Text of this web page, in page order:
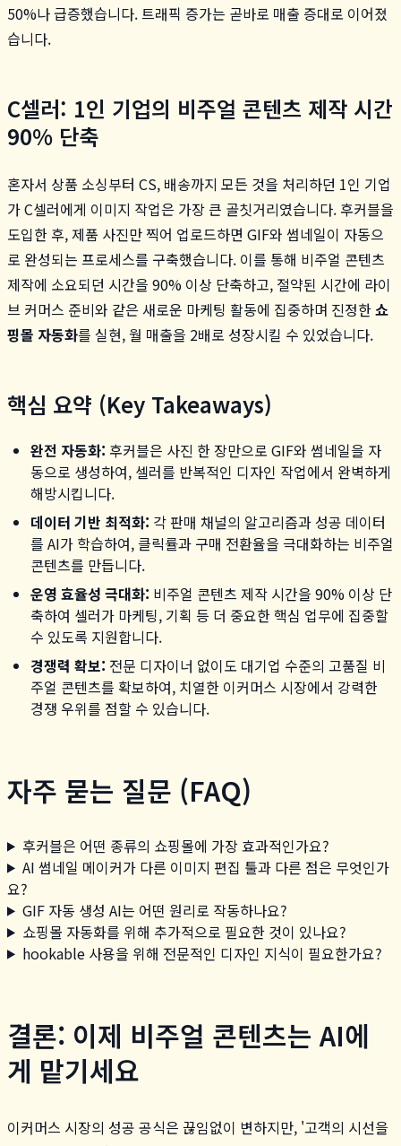
50%나 급증했습니다. 트래픽 증가는 곧바로 매출 증대로 이어졌
습니다.
C셀러: 1인 기업의 비주얼 콘텐츠 제작 시간
90% 단축
혼자서 상품 소싱부터 CS, 배송까지 모든 것을 처리하던 1인 기업
가 C셀러에게 이미지 작업은 가장 큰 골칫거리였습니다. 후커블을
도입한 후, 제품 사진만 찍어 업로드하면 GIF와 썸네일이 자동으
로 완성되는 프로세스를 구축했습니다. 이를 통해 비주얼 콘텐츠
제작에 소요되던 시간을 90% 이상 단축하고, 절약된 시간에 라이
브 커머스 준비와 같은 새로운 마케팅 활동에 집중하며 진정한쇼
핑몰 자동화를 실현, 월 매출을 2배로 성장시킬 수 있었습니다.
핵심 요약 (Key Takeaways)
완전 자동화: 후커블은 사진 한 장만으로 GIF와 썸네일을 자
동으로 생성하여, 셀러를 반복적인 디자인 작업에서 완벽하게
해방시킵니다.
데이터 기반 최적화: 각 판매 채널의 알고리즘과 성공 데이터
를 AI가 학습하여, 클릭률과 구매 전환율을 극대화하는 비주얼
콘텐츠를 만듭니다.
운영 효율성 극대화: 비주얼 콘텐츠 제작 시간을 90% 이상 단
축하여 셀러가 마케팅, 기획 등 더 중요한 핵심 업무에 집중할
수 있도록 지원합니다.
경쟁력 확보: 전문 디자이너 없이도 대기업 수준의 고품질 비
주얼 콘텐츠를 확보하여, 치열한 이커머스 시장에서 강력한
경쟁 우위를 점할 수 있습니다.
자주 묻는 질문 (FAQ)
후커블은 어떤 종류의 쇼핑몰에 가장 효과적인가요?
AI 썸네일 메이커가 다른 이미지 편집 툴과 다른 점은 무엇인가
요?
GIF 자동 생성 AI는 어떤 원리로 작동하나요?
쇼핑몰 자동화를 위해 추가적으로 필요한 것이 있나요?
hookable 사용을 위해 전문적인 디자인 지식이 필요한가요?
결론: 이제 비주얼 콘텐츠는 AI에
게 맡기세요
이커머스 시장의 성공 공식은 끊임없이 변하지만, '고객의 시선을